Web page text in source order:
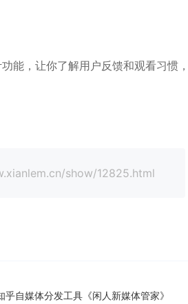
能，让你了解用户反馈和观看习惯
show/12825.html
乎自媒体分发工具《闲人新媒体管家》